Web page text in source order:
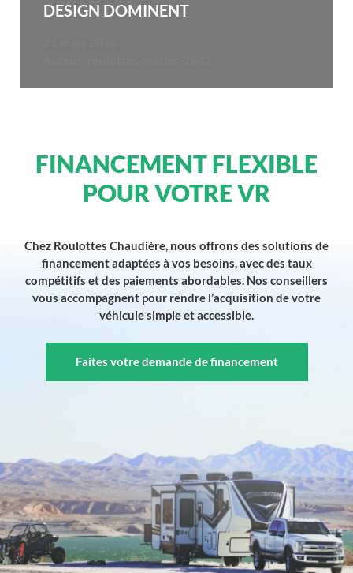
DESIGN DOMINENT
FINANCEMENT FLEXIBLE
POUR VOTRE VR
Chez Roulottes Chaudière, nous offrons des solutions de
financement adaptées à vos besoins, avec des taux
compétitifs et des paiements abordables. Nos conseillers
vous accompagnent pour rendre l’acquisition de votre
véhicule simple et accessible.
Faites votre demande de financement